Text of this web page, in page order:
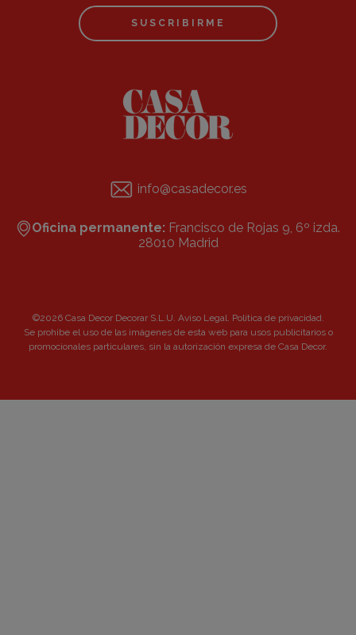
SUSCRIBIRME
info@casadecor.es
Oficina permanente: Francisco de Rojas 9, 6º izda.
28010 Madrid
©2026 Casa Decor Decorar S.L.U. Aviso Legal. Política de privacidad.
Se prohibe el uso de las imágenes de esta web para usos publicitarios o
promocionales particulares, sin la autorización expresa de Casa Decor.